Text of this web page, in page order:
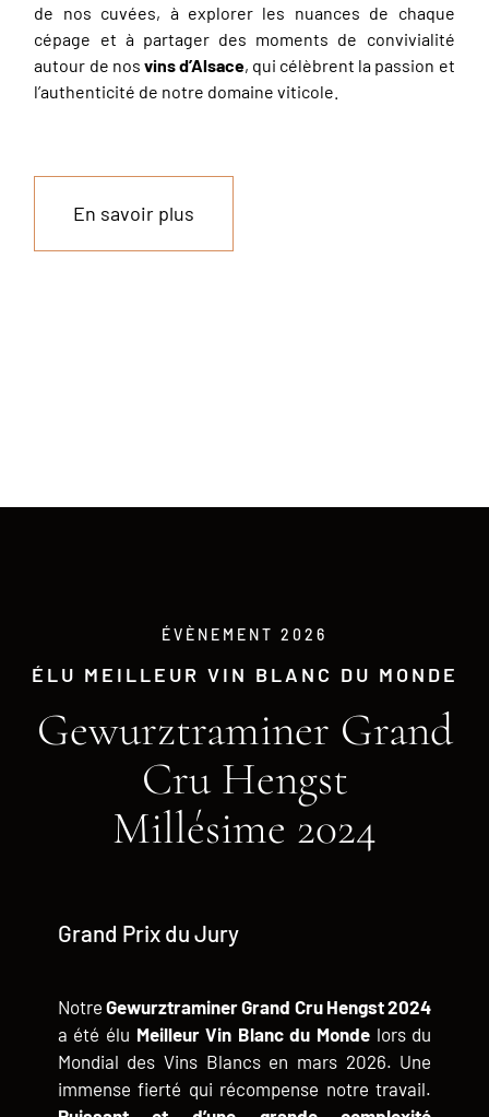
de nos cuvées, à explorer les nuances de chaque
cépage et à partager des moments de convivialité
autour de nos vins d’Alsace, qui célèbrent la passion et
l’authenticité de notre domaine viticole.
En savoir plus
ÉVÈNEMENT 2026
ÉLU MEILLEUR VIN BLANC DU MONDE
Gewurztraminer Grand
Cru Hengst
Millésime 2024
Grand Prix du Jury
NotreGewurztraminer Grand Cru Hengst 2024
a été élu Meilleur Vin Blanc du Monde lors du
Mondial des Vins Blancs en mars 2026. Une
immense fierté qui récompense notre travail.